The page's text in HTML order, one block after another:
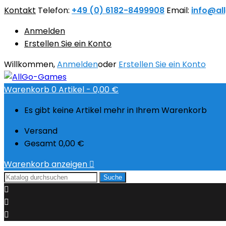
Kontakt Telefon: +49 (0) 6182-8499908 Email:
Anmelden
Erstellen Sie ein Konto
Willkommen,Anmeldenoder Erstellen Sie ein Konto
Warenkorb0Artikel - 0,00 €
Es gibt keine Artikel mehr in Ihrem Warenkorb
Versand
Gesamt 0,00 €
Warenkorb anzeigen 
Suche


